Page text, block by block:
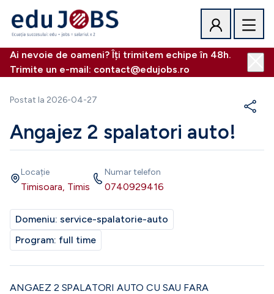
Ai nevoie de oameni? Îți trimitem echipe în 48h.
Trimite un e-mail: contact@edujobs.ro
Postat la 2026-04-27
Angajez 2 spalatori auto!
Locație
Timisoara, Timis
Numar telefon
0740929416
Domeniu: service-spalatorie-auto
Program: full time
ANGAEZ 2 SPALATORI AUTO CU SAU FARA